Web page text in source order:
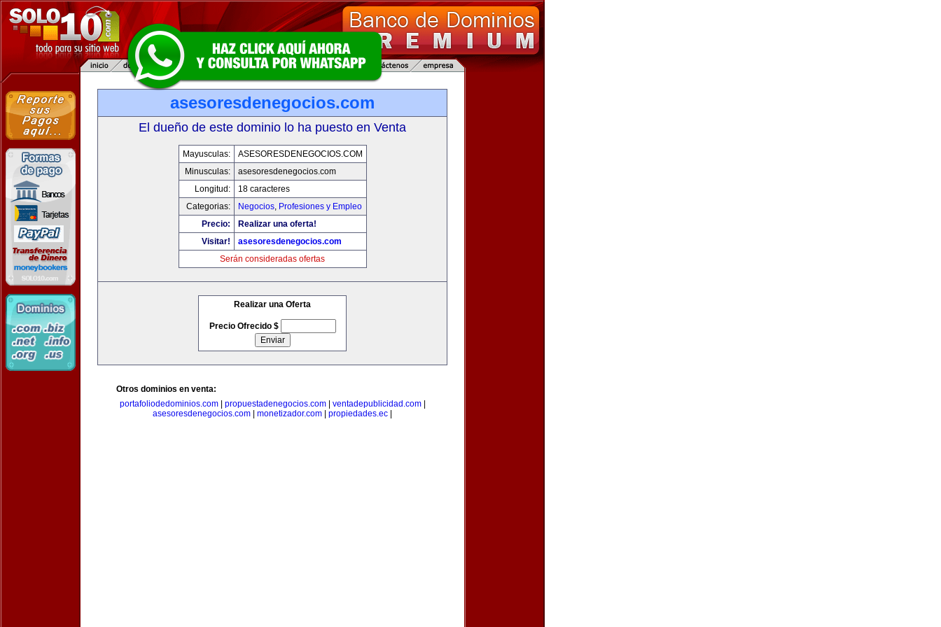
asesoresdenegocios.com
El dueño de este dominio lo ha puesto en Venta
Mayusculas:
ASESORESDENEGOCIOS.COM
Minusculas:
asesoresdenegocios.com
Longitud:
18 caracteres
Categorias:
Negocios, Profesiones y Empleo
Precio:
Realizar una oferta!
Visitar!
asesoresdenegocios.com
Serán consideradas ofertas
Realizar una Oferta
Precio Ofrecido $
Otros dominios en venta:
portafoliodedominios.com| propuestadenegocios.com| ventadepublicidad.com|
asesoresdenegocios.com
monetizador.com propiedades.ec